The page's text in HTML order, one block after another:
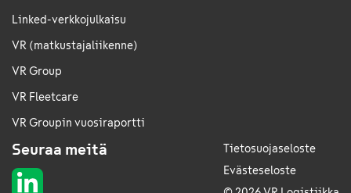
Linked-verkkojulkaisu
VR (matkustajaliikenne)
VR Group
VR Fleetcare
VR Groupin vuosiraportti
Seuraa meitä
Tietosuojaseloste
Evästeseloste